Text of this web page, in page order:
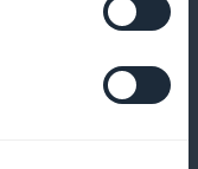
leurs cours